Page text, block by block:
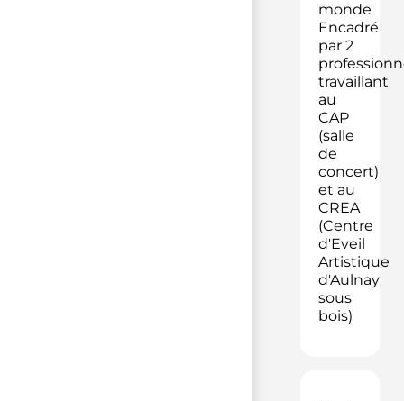
monde
Encadré
par 2
travaillant
au
CAP
(salle
de
concert)
et au
CREA
(Centre
d'Eveil
Artistique
d'Aulnay
sous
bois)